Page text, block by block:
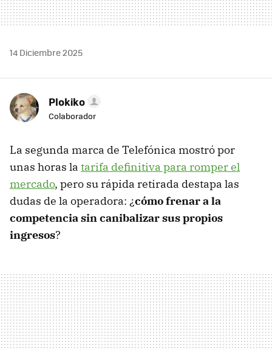
14 Diciembre 2025
Plokiko
Colaborador
La segunda marca de Telefónica mostró por
unas horas la tarifa definitiva para romper el
mercado, pero su rápida retirada destapa las
dudas de la operadora: ¿cómo frenar a la
competencia sin canibalizar sus propios
ingresos?